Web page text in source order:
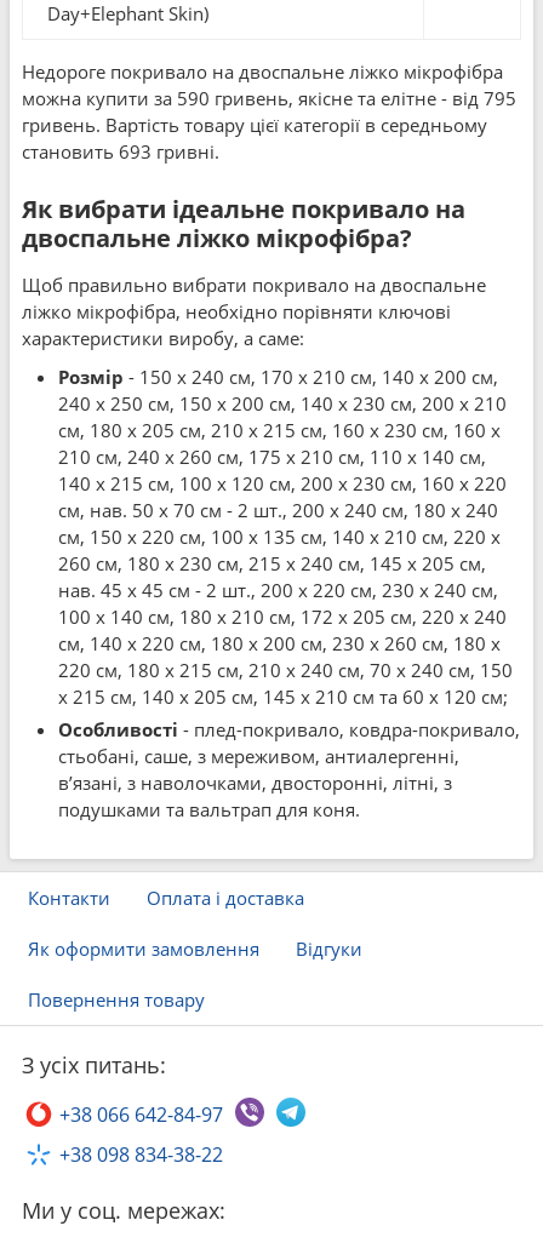
Day+Elephant Skin)
Недороге покривало на двоспальне ліжко мікрофібра
можна купити за 590 гривень, якісне та елітне - від 795
гривень. Вартість товару цієї категорії в середньому
становить 693 гривні.
Як вибрати ідеальне покривало на
двоспальне ліжко мікрофібра?
Щоб правильно вибрати покривало на двоспальне
ліжко мікрофібра, необхідно порівняти ключові
характеристики виробу, а саме:
Розмір - 150 x 240 см, 170 x 210 см, 140 x 200 см,
240 x 250 см, 150 x 200 см, 140 x 230 см, 200 x 210
см, 180 x 205 см, 210 x 215 см, 160 x 230 см, 160 x
210 см, 240 x 260 см, 175 x 210 см, 110 x 140 см,
140 x 215 см, 100 x 120 см, 200 x 230 см, 160 x 220
см, нав. 50 x 70 см - 2 шт., 200 x 240 см, 180 x 240
см, 150 x 220 см, 100 x 135 см, 140 x 210 см, 220 x
260 см, 180 x 230 см, 215 x 240 см, 145 x 205 см,
нав. 45 x 45 см - 2 шт., 200 x 220 см, 230 x 240 см,
100 x 140 см, 180 x 210 см, 172 x 205 см, 220 x 240
см, 140 x 220 см, 180 x 200 см, 230 x 260 см, 180 x
220 см, 180 x 215 см, 210 x 240 см, 70 x 240 см, 150
x 215 см, 140 x 205 см, 145 x 210 см та 60 x 120 см;
Особливості - плед-покривало, ковдра-покривало,
стьобані, саше, з мереживом, антиалергенні,
в’язані, з наволочками, двосторонні, літні, з
подушками та вальтрап для коня.
Контакти Оплата і доставка
Як оформити замовлення Відгуки
Повернення товару
З усіх питань:
+38 066 642-84-97
+38 098 834-38-22
Ми у соц. мережах: